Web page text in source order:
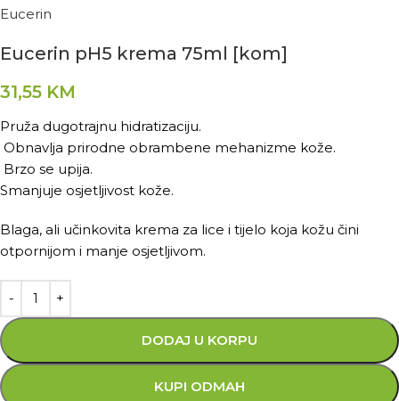
Eucerin
Eucerin pH5 krema 75ml [kom]
31,55 KM
Pruža dugotrajnu hidratizaciju.
Obnavlja prirodne obrambene mehanizme kože.
Brzo se upija.
Smanjuje osjetljivost kože.
Blaga, ali učinkovita krema za lice i tijelo koja kožu čini
otpornijom i manje osjetljivom.
DODAJ U KORPU
KUPI ODMAH